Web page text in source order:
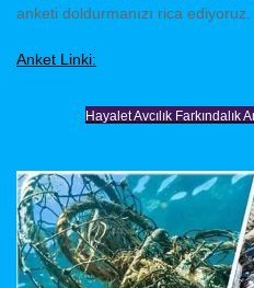
anketi doldurmanızı rica ediyoruz.
Anket Linki:
Hayalet Avcılık Farkındalık